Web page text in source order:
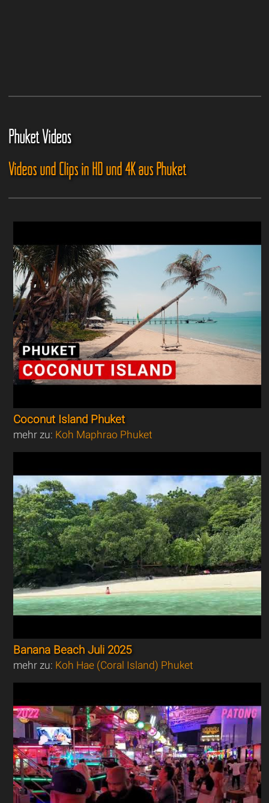
Phuket Videos
Videos und Clips in HD und 4K aus Phuket
Coconut Island Phuket
mehr zu: Koh Maphrao Phuket
Banana Beach Juli 2025
mehr zu: Koh Hae (Coral Island) Phuket